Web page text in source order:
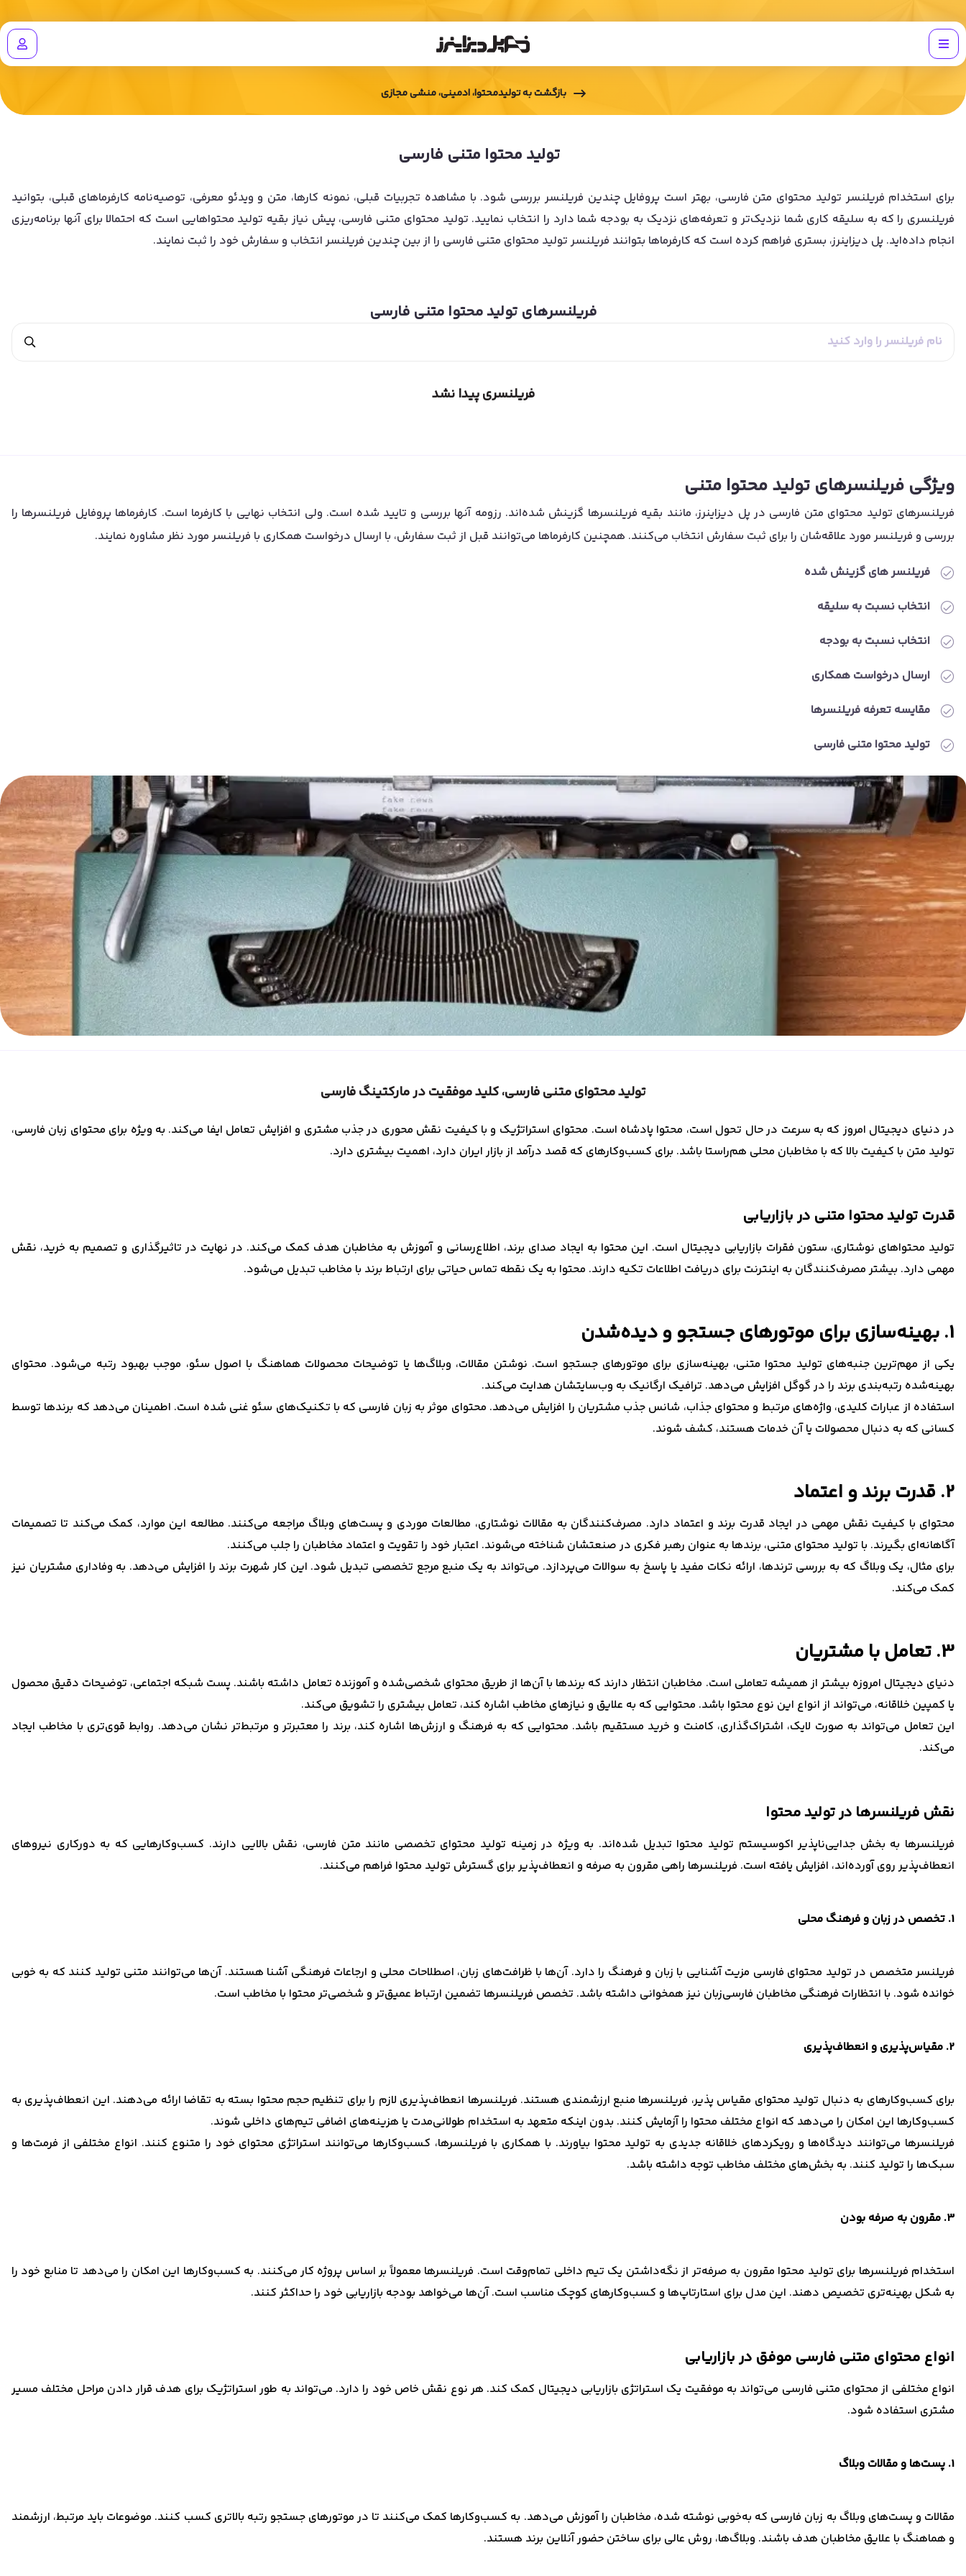
بازگشت بهتولیدمحتوا، ادمینی، منشی مجازی
تولید محتوا متنی فارسی
برای استخدام فریلنسر تولید محتوای متن فارسی، بهتر است پروفایل چندین فریلنسر بررسی شود. با مشاهده تجربیات قبلی، نمونه کارها، متن و ویدئو معرفی، توصیه‌نامه کارفرماهای قبلی، بتوانید
فریلنسری را که به سلیقه کاری شما نزدیک‌تر و تعرفه‌های نزدیک به بودجه شما دارد را انتخاب نمایید. تولید محتوای متنی فارسی، پیش نیاز بقیه تولید محتواهایی است که احتمالا برای آنها برنامه‌ریزی
انجام داده‌اید. پل دیزاینرز، بستری فراهم کرده است که کارفرماها بتوانند فریلنسر تولید محتوای متنی فارسی را از بین چندین فریلنسر انتخاب و سفارش خود را ثبت نمایند.
فریلنسرهای تولید محتوا متنی فارسی
فریلنسری پیدا نشد
ویژگی فریلنسرهای تولید محتوا متنی
فریلنسرهای تولید محتوای متن فارسی در پل دیزاینرز، مانند بقیه فریلنسرها گزینش شده‌اند. رزومه آنها بررسی و تایید شده است. ولی انتخاب نهایی با کارفرما است. کارفرماها پروفایل فریلنسرها را
بررسی و فریلنسر مورد علاقه‌شان را برای ثبت سفارش انتخاب می‌کنند. همچنین کارفرماها می‌توانند قبل از ثبت سفارش، با ارسال درخواست همکاری با فریلنسر مورد نظر مشاوره نمایند.
فریلنسر های گزینش شده
انتخاب نسبت به سلیقه
انتخاب نسبت به بودجه
ارسال درخواست همکاری
مقایسه تعرفه فریلنسرها
تولید محتوا متنی فارسی
تولید محتوای متنی فارسی، کلید موفقیت در مارکتینگ فارسی
در دنیای دیجیتال امروز که به سرعت در حال تحول است، محتوا پادشاه است. محتوای استراتژیک و با کیفیت نقش محوری در جذب مشتری و افزایش تعامل ایفا می‌کند. به ویژه برای محتوای زبان فارسی،
تولید متن با کیفیت بالا که با مخاطبان محلی هم‌راستا باشد. برای کسب‌وکارهای که قصد درآمد از بازار ایران دارد، اهمیت بیشتری دارد.
قدرت تولید محتوا متنی در بازاریابی
تولید محتواهای نوشتاری، ستون فقرات بازاریابی دیجیتال است. این محتوا به ایجاد صدای برند، اطلاع‌رسانی و آموزش به مخاطبان هدف کمک می‌کند. در نهایت در تاثیرگذاری و تصمیم به خرید، نقش
مهمی دارد. بیشتر مصرف‌کنندگان به اینترنت برای دریافت اطلاعات تکیه دارند. محتوا به یک نقطه تماس حیاتی برای ارتباط برند با مخاطب تبدیل می‌شود.
1. بهینه‌سازی برای موتورهای جستجو و دیده‌شدن
یکی از مهم‌ترین جنبه‌های تولید محتوا متنی، بهینه‌سازی برای موتورهای جستجو است. نوشتن مقالات، وبلاگ‌ها یا توضیحات محصولات هماهنگ با اصول سئو، موجب بهبود رتبه می‌شود. محتوای
بهینه‌شده رتبه‌بندی برند را در گوگل افزایش می‌دهد. ترافیک ارگانیک به وب‌سایتشان هدایت می‌کند.
استفاده از عبارات کلیدی، واژه‌های مرتبط و محتوای جذاب، شانس جذب مشتریان را افزایش می‌دهد. محتوای موثر به زبان فارسی که با تکنیک‌های سئو غنی شده است. اطمینان می‌دهد که برندها توسط
کسانی که به دنبال محصولات یا آن‌ خدمات هستند، کشف شوند.
2. قدرت برند و اعتماد
محتوای با کیفیت نقش مهمی در ایجاد قدرت برند و اعتماد دارد. مصرف‌کنندگان به مقالات نوشتاری، مطالعات موردی و پست‌های وبلاگ مراجعه می‌کنند. مطالعه این موارد، کمک می‌کند تا تصمیمات
آگاهانه‌ای بگیرند. با تولید محتوای متنی، برندها به عنوان رهبر فکری در صنعتشان شناخته می‌شوند. اعتبار خود را تقویت و اعتماد مخاطبان را جلب می‌کنند.
برای مثال، یک وبلاگ که به بررسی ترندها، ارائه نکات مفید یا پاسخ به سوالات می‌پردازد. می‌تواند به یک منبع مرجع تخصصی تبدیل شود. این کار شهرت برند را افزایش می‌دهد. به وفاداری مشتریان نیز
کمک می‌کند.
3. تعامل با مشتریان
دنیای دیجیتال امروزه بیشتر از همیشه تعاملی است. مخاطبان انتظار دارند که برندها با آن‌ها از طریق محتوای شخصی‌شده و آموزنده تعامل داشته باشند. پست شبکه اجتماعی، توضیحات دقیق محصول
یا کمپین خلاقانه، می‌تواند از انواع این نوع محتوا باشد. محتوایی که به علایق و نیازهای مخاطب اشاره کند، تعامل بیشتری را تشویق می‌کند.
این تعامل می‌تواند به صورت لایک، اشتراک‌گذاری، کامنت و خرید مستقیم باشد. محتوایی که به فرهنگ و ارزش‌ها اشاره کند، برند را معتبرتر و مرتبط‌تر نشان می‌دهد. روابط قوی‌تری با مخاطب ایجاد
می‌کند.
نقش فریلنسرها در تولید محتوا
فریلنسرها به بخش جدایی‌ناپذیر اکوسیستم تولید محتوا تبدیل شده‌اند. به ویژه در زمینه تولید محتوای تخصصی مانند متن فارسی، نقش بالایی دارند. کسب‌وکارهایی که به دورکاری نیروهای
انعطاف‌پذیر روی آورده‌اند، افزایش یافته است. فریلنسرها راهی مقرون به صرفه و انعطاف‌پذیر برای گسترش تولید محتوا فراهم می‌کنند.
1. تخصص در زبان و فرهنگ محلی
فریلنسر متخصص در تولید محتوای فارسی مزیت آشنایی با زبان و فرهنگ را دارد. آن‌ها با ظرافت‌های زبان، اصطلاحات محلی و ارجاعات فرهنگی آشنا هستند. آن‌ها می‌توانند متنی تولید کنند که به خوبی
خوانده شود. با انتظارات فرهنگی مخاطبان فارسی‌زبان نیز همخوانی داشته باشد. تخصص فریلنسرها تضمین ارتباط عمیق‌تر و شخصی‌تر محتوا با مخاطب است.
2. مقیاس‌پذیری و انعطاف‌پذیری
برای کسب‌وکارهای به دنبال تولید محتوای مقیاس پذیر، فریلنسرها منبع ارزشمندی هستند. فریلنسرها انعطاف‌پذیری لازم را برای تنظیم حجم محتوا بسته به تقاضا ارائه می‌دهند. این انعطاف‌پذیری به
کسب‌وکارها این امکان را می‌دهد که انواع مختلف محتوا را آزمایش کنند. بدون اینکه متعهد به استخدام طولانی‌مدت یا هزینه‌های اضافی تیم‌های داخلی شوند.
فریلنسرها می‌توانند دیدگاه‌ها و رویکردهای خلاقانه جدیدی به تولید محتوا بیاورند. با همکاری با فریلنسرها، کسب‌وکارها می‌توانند استراتژی محتوای خود را متنوع کنند. انواع مختلفی از فرمت‌ها و
سبک‌ها را تولید کنند. به بخش‌های مختلف مخاطب توجه داشته باشد.
3. مقرون به صرفه بودن
استخدام فریلنسرها برای تولید محتوا مقرون به صرفه‌تر از نگه‌داشتن یک تیم داخلی تمام‌وقت است. فریلنسرها معمولاً بر اساس پروژه کار می‌کنند. به کسب‌وکارها این امکان را می‌دهد تا منابع خود را
به شکل بهینه‌تری تخصیص دهند. این مدل برای استارتاپ‌ها و کسب‌وکارهای کوچک مناسب است. آن‌ها می‌خواهد بودجه بازاریابی خود را حداکثر کنند.
انواع محتوای متنی فارسی موفق در بازاریابی
انواع مختلفی از محتوای متنی فارسی می‌تواند به موفقیت یک استراتژی بازاریابی دیجیتال کمک کند. هر نوع نقش خاص خود را دارد. می‌تواند به طور استراتژیک برای هدف قرار دادن مراحل مختلف مسیر
مشتری استفاده شود.
1. پست‌ها و مقالات وبلاگ
مقالات و پست‌های وبلاگ به زبان فارسی که به‌خوبی نوشته شده‌، مخاطبان را آموزش می‌دهد. به کسب‌وکارها کمک می‌کنند تا در موتورهای جستجو رتبه بالاتری کسب کنند. موضوعات باید مرتبط، ارزشمند
و هماهنگ با علایق مخاطبان هدف باشند. وبلاگ‌ها، روش عالی برای ساختن حضور آنلاین برند هستند.